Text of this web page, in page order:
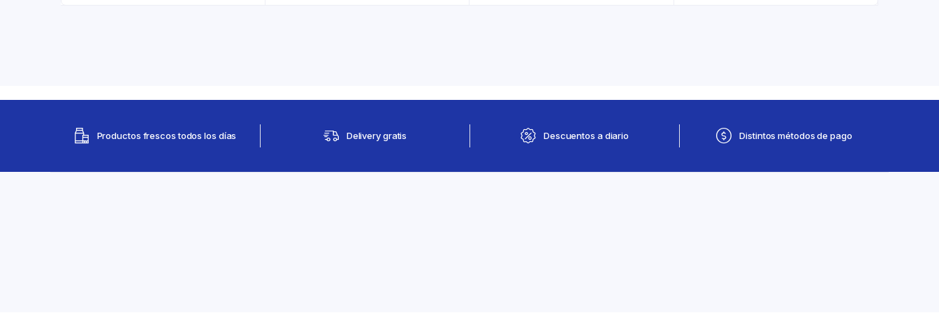
Productos frescos todos los días Delivery gratis Descuentos a diario Distintos métodos de pago